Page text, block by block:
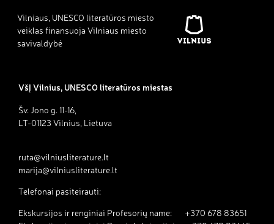
Vilniaus, UNESCO literatūros miesto
veiklas finansuoja Vilniaus miesto
savivaldybė
VšĮ Vilnius, UNESCO literatūros miestas
Šv. Jono g. 11-16,
LT-01123 Vilnius, Lietuva
ruta@vilniusliterature.lt
marija@vilniusliterature.lt
Telefonai pasiteirauti:
Ekskursijos ir renginiai Profesorių name: +370 678 83651